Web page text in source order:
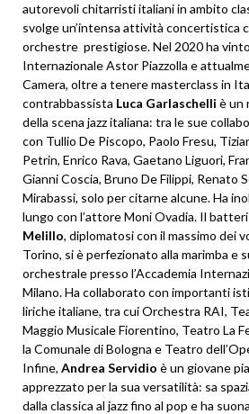
autorevoli chitarristi italiani in ambito
svolge un’intensa attività concertistica
orchestre prestigiose. Nel 2020 ha
Internazionale Astor Piazzolla e
Camera, oltre a tenere masterclass in
contrabbassista Luca Garlaschelli è un
della scena jazz italiana: tra le sue
con Tullio De Piscopo, Paolo Fresu,
Petrin, Enrico Rava, Gaetano Liguori,
Gianni Coscia, Bruno De Filippi, Renato
Mirabassi, solo per citarne alcune. Ha
lungo con l’attore Moni Ovadia. Il
Melillo, diplomatosi con il massimo dei
Torino, si è perfezionato alla marimba e
orchestrale presso l’Accademia
Milano. Ha collaborato con importanti
liriche italiane, tra cui Orchestra RAI,
Maggio Musicale Fiorentino, Teatro La
la Comunale di Bologna e Teatro
Infine, Andrea Servidio è un giovane
apprezzato per la sua versatilità: sa
dalla classica al jazz fino al pop e ha